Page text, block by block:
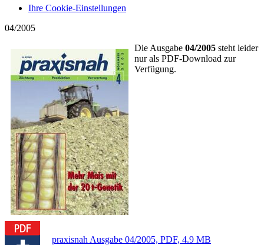
Ihre Cookie-Einstellungen
04/2005
Die Ausgabe 04/2005 steht leider
nur als PDF-Download zur
Verfügung.
praxisnah Ausgabe 04/2005, PDF, 4.9 MB